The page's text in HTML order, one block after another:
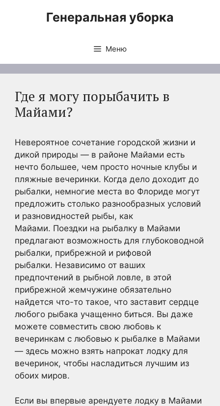
Генеральная уборка
Меню
Где я могу порыбачить в
Майами?
Невероятное сочетание городской жизни и
дикой природы — в районе Майами есть
нечто большее, чем просто ночные клубы и
пляжные вечеринки. Когда дело доходит до
рыбалки, немногие места во Флориде могут
предложить столько разнообразных условий
и разновидностей рыбы, как
Майами. Поездки на рыбалку в Майами
предлагают возможность для глубоководной
рыбалки, прибрежной и рифовой
рыбалки. Независимо от ваших
предпочтений в рыбной ловле, в этой
прибрежной жемчужине обязательно
найдется что-то такое, что заставит сердце
любого рыбака учащенно биться. Вы даже
можете совместить свою любовь к
вечеринкам с любовью к рыбалке в Майами
— здесь можно взять напрокат лодку для
вечеринок, чтобы насладиться лучшим из
обоих миров.
Если вы впервые арендуете лодку в Майами